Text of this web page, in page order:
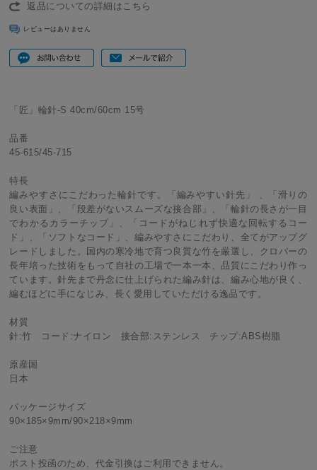
返品についての詳細はこちら
レビューはありません
「匠」輪針-S 40cm/60cm 15号
品番
45-615/45-715
特長
編みやすさにこだわった輪針です。「編みやすい針先」 、「滑りの
良い表面」、「段差がないスムーズな接合部」、「輪針の長さが一目
でわかるカラーチップ」、「コードがねじれず快適な回転するコー
ド」、「ソフトなコード」、編みやすさにこだわり、全てがアップグ
レードしました。国内の寒冷地で育つ良質な竹を厳選し、クロバーの
長年培った技術をもって自社の工場で一本一本、品質にこだわり作っ
ています。針先まで丹念に仕上げられた編み針は、編み心地が良く、
編むほどに手になじみ、長く愛用していただける逸品です。
材質
針:竹 コード:ナイロン 接合部:ステンレス チップ:ABS樹脂
原産国
日本
パッケージサイズ
90×185×9mm/90×218×9mm
ご注意
ポスト投函のため、代金引換はご利用できません。